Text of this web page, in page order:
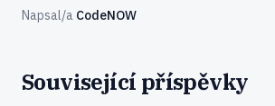
Napsal/a CodeNOW
Související příspěvky